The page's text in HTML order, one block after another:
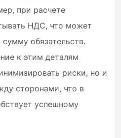
при расчете
НДС, что может
обязательств.
к этим деталям
риски, но и
сторонами, что в
успешному